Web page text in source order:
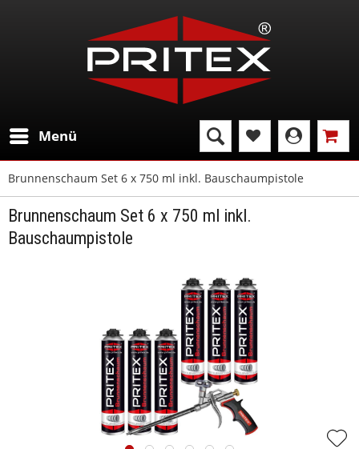
Menü
Brunnenschaum Set 6 x 750 ml inkl. Bauschaumpistole
Brunnenschaum Set 6 x 750 ml inkl.
Bauschaumpistole